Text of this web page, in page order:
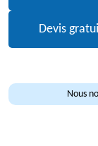
Devis
Nous